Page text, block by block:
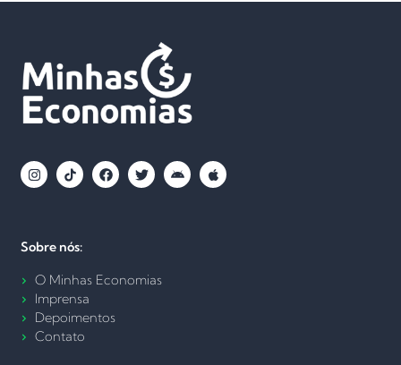
Sobre nós:
O Minhas Economias
Imprensa
Depoimentos
Contato